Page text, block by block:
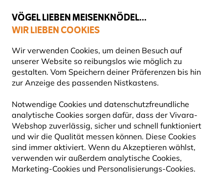
VÖGEL LIEBEN MEISENKNÖDEL...
WIR LIEBEN COOKIES
Wir verwenden Cookies, um deinen Besuch auf
unserer Website so reibungslos wie möglich zu
gestalten. Vom Speichern deiner Präferenzen bis hin
zur Anzeige des passenden Nistkastens.
Notwendige Cookies und datenschutzfreundliche
analytische Cookies sorgen dafür, dass der Vivara-
Webshop zuverlässig, sicher und schnell funktioniert
und wir die Qualität messen können. Diese Cookies
sind immer aktiviert. Wenn du Akzeptieren wählst,
verwenden wir außerdem analytische Cookies,
Marketing-Cookies und Personalisierungs-Cookies.
Top-bewertet in 11 Ländern
Gratis Versand ab 49 €
Nistkästen Nistkästen aus Holz